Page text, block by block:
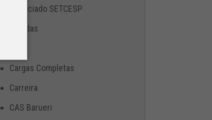
Associado SETCESP
Bebidas
Cargas Completas
Carreira
CAS Barueri